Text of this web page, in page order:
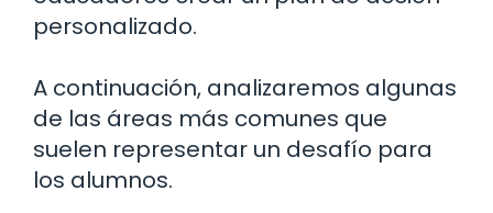
personalizado.
A continuación, analizaremos algunas
de las áreas más comunes que
suelen representar un desafío para
los alumnos.